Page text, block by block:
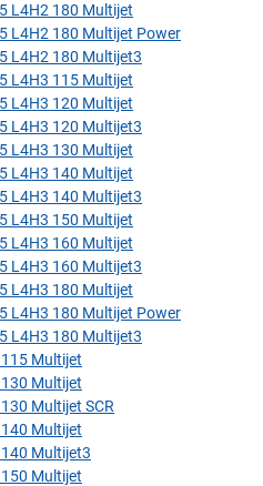
L4H2 180 Multijet
L4H2 180 Multijet Power
L4H2 180 Multijet3
L4H3 115 Multijet
L4H3 120 Multijet
L4H3 120 Multijet3
L4H3 130 Multijet
L4H3 140 Multijet
L4H3 140 Multijet3
L4H3 150 Multijet
L4H3 160 Multijet
L4H3 160 Multijet3
L4H3 180 Multijet
L4H3 180 Multijet Power
L4H3 180 Multijet3
Multijet
Multijet
Multijet SCR
Multijet
Multijet3
Multijet